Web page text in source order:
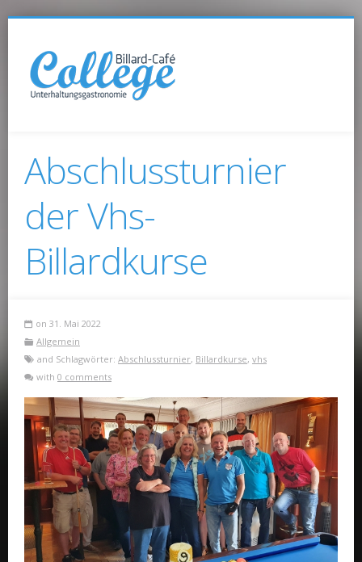
Abschlussturnier
der Vhs-
Billardkurse
on 31. Mai 2022
Allgemein
and Schlagwörter: Abschlussturnier, Billardkurse, vhs
with 0 comments